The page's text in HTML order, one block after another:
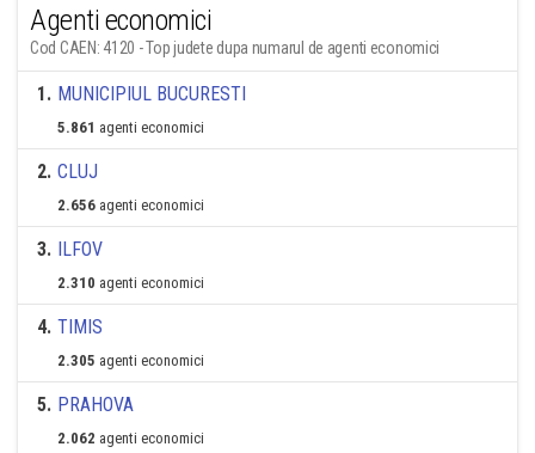
Agenti economici
Cod CAEN: 4120 - Top judete dupa numarul de agenti economici
1. MUNICIPIUL BUCURESTI
5.861 agenti economici
2. CLUJ
2.656 agenti economici
3. ILFOV
2.310 agenti economici
4. TIMIS
2.305 agenti economici
5. PRAHOVA
2.062 agenti economici